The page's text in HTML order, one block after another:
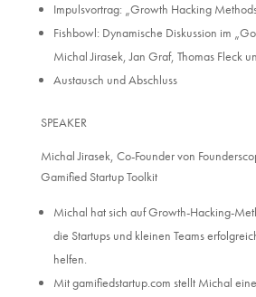
Impulsvortrag: „Growth Hacking
Fishbowl: Dynamische Diskussion im
Michal Jirasek, Jan Graf, Thomas Fleck
Austausch und Abschluss
SPEAKER
Michal Jirasek, Co-Founder von
Gamified Startup Toolkit
Michal hat sich auf Growth-Hacking-
die Startups und kleinen Teams
helfen.
Mit gamifiedstartup.com stellt Michal